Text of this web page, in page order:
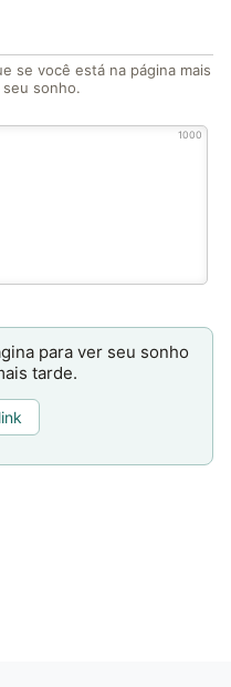
se você está na página mais
sonho.
1000
para ver seu sonho
tarde.